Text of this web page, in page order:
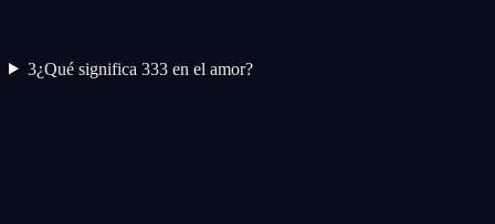
3¿Qué significa 333 en el amor?